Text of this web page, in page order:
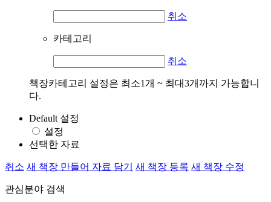
취소
카테고리
취소
책장카테고리 설정은 최소1개 ~ 최대3개까지 가능합니
다.
Default 설정
설정
선택한 자료
취소 새 책장 만들어 자료 담기 새 책장 등록 새 책장 수정
관심분야 검색